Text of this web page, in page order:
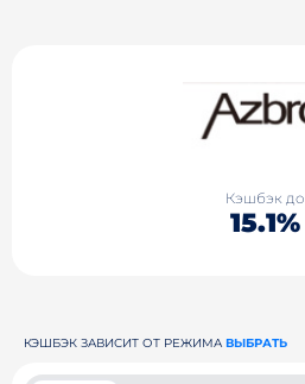
Кэшбэк до
15.1%
КЭШБЭК ЗАВИСИТ ОТ РЕЖИМА ВЫБРАТЬ